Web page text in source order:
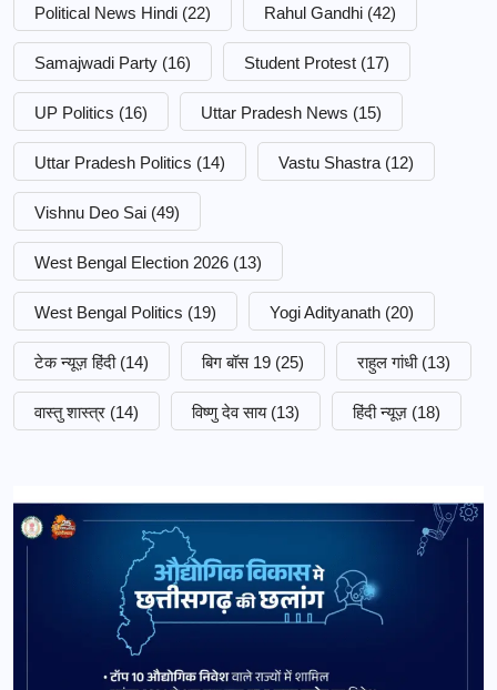
Political News Hindi (22) Rahul Gandhi (42)
Samajwadi Party (16) Student Protest (17)
UP Politics (16) Uttar Pradesh News (15)
Uttar Pradesh Politics (14) Vastu Shastra (12)
Vishnu Deo Sai (49)
West Bengal Election 2026 (13)
West Bengal Politics (19) Yogi Adityanath (20)
टेक न्यूज़ हिंदी (14) बिग बॉस 19 (25) राहुल गांधी (13)
वास्तु शास्त्र (14) विष्णु देव साय (13) हिंदी न्यूज़ (18)